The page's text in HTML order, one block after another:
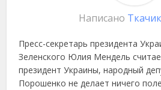
Написано
Пресс-секретарь президента
Зеленского Юлия Мендель
президент Украины, народный
Порошенко не делает ничего